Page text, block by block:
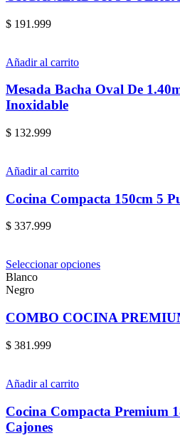
$ 191.999
Añadir al carrito
Mesada Bacha Oval De
Inoxidable
$ 132.999
Añadir al carrito
Cocina Compacta 150cm 5
$ 337.999
Seleccionar opciones
Blanco
Negro
COMBO COCINA
$ 381.999
Añadir al carrito
Cocina Compacta Premium
Cajones